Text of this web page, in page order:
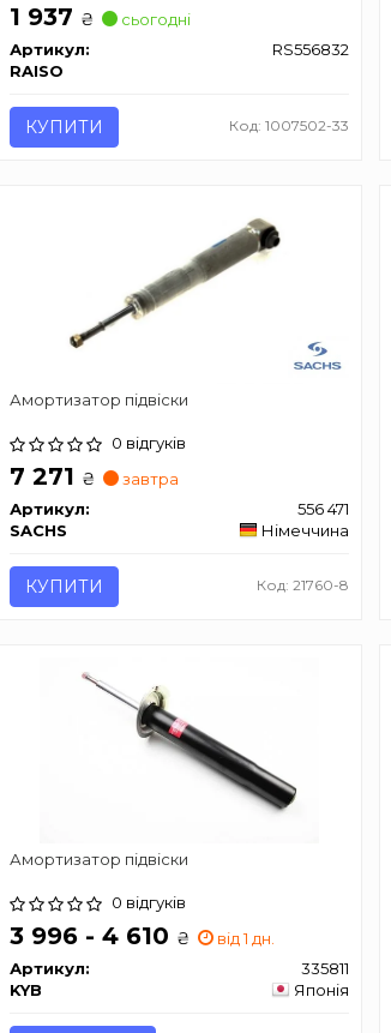
1 937 ₴
сьогодні
Артикул:
RS556832
RAISO
КУПИТИ Код: 1007502-33
Амортизатор підвіски
0 відгуків
7 271 ₴
завтра
Артикул:
556 471
SACHS
Німеччина
КУПИТИ Код: 21760-8
Амортизатор підвіски
0 відгуків
3 996 - 4 610 ₴
від 1 дн.
Артикул:
335811
KYB
Японія